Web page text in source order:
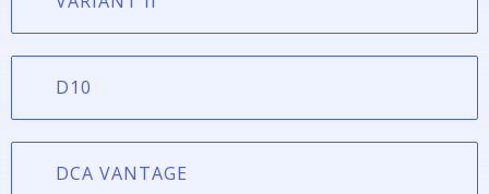
D10
DCA VANTAGE